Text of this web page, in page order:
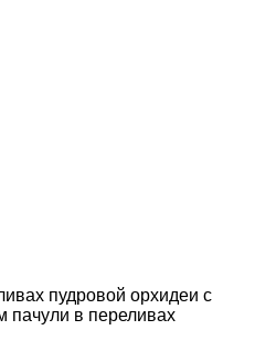
пудровой орхидеи с
пачули в переливах